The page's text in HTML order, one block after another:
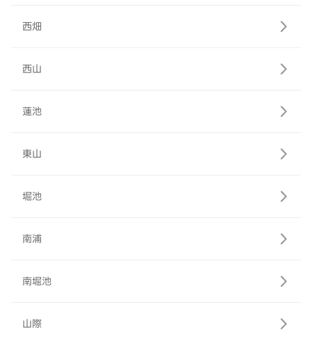
西畑
西山
蓮池
東山
堀池
南浦
南堀池
山際